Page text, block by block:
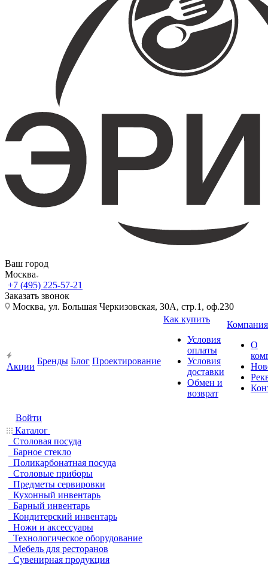
Ваш город
Москва
+7 (495) 225-57-21
Заказать звонок
Москва, ул. Большая Черкизовская, 30А, стр.1, оф.230
Акции
Бренды Блог Проектирование
Как купить
Условия
оплаты
Условия
доставки
Обмен и
возврат
Компания
О
Войти
Каталог
Столовая посуда
Барное стекло
Поликарбонатная посуда
Столовые приборы
Предметы сервировки
Кухонный инвентарь
Барный инвентарь
Кондитерский инвентарь
Ножи и аксессуары
Технологическое оборудование
Мебель для ресторанов
Сувенирная продукция